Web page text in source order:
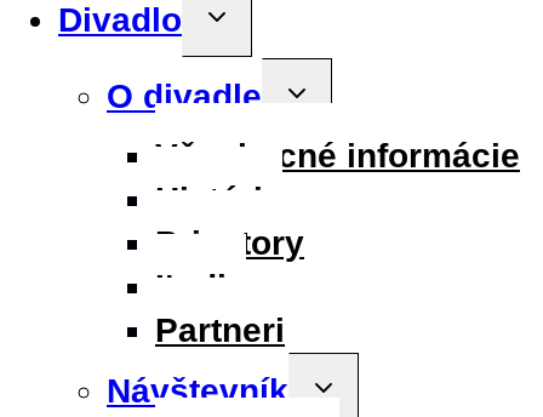
Divadlo
Toggle
menu
O divadle
Toggle
Všeobecné informácie
História
Priestory
Ľudia
Partneri
Návštevník
Toggle